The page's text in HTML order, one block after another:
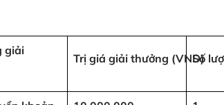
giải
Trị giá giải thưởng (VND)
Số